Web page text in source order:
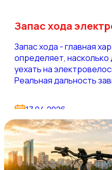
Запас хода - главная
определяет,
уехать на
Реальная дальность
мотора до веса
идеальных условиях, но
отличаются на 30-50%.
17.04.2026